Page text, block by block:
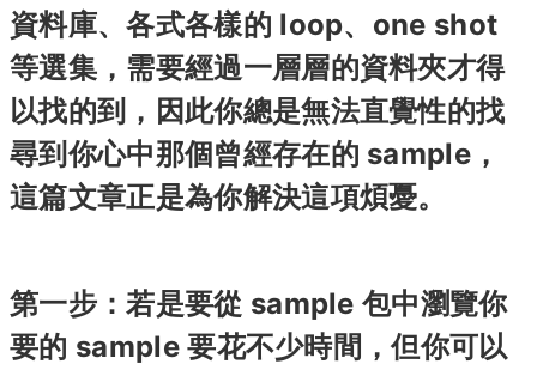
資料庫、各式各樣的 loop、one shot
等選集，需要經過一層層的資料夾才得
以找的到，因此你總是無法直覺性的找
尋到你心中那個曾經存在的 sample，
這篇文章正是為你解決這項煩憂。
第一步：若是要從 sample 包中瀏覽你
要的 sample 要花不少時間，但你可以